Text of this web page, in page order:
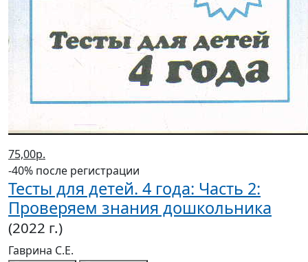
75,00р.
-40% после регистрации
Тесты для детей. 4 года: Часть 2:
Проверяем знания дошкольника
(2022 г.)
Гаврина С.Е.